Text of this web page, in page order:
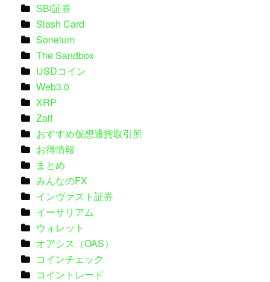
SBI証券
Slash Card
Soneium
The Sandbox
USDコイン
Web3.0
XRP
Zaif
おすすめ仮想通貨取引所
お得情報
まとめ
みんなのFX
インヴァスト証券
イーサリアム
ウォレット
オアシス（OAS）
コインチェック
コイントレード